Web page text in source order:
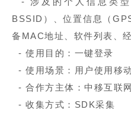
BSSID）、位置信息（
备MAC地址、软件列表、
- 使用目的：一键登录
- 使用场景：用户使用移
- 合作方主体：中移互联
- 收集方式：SDK采集